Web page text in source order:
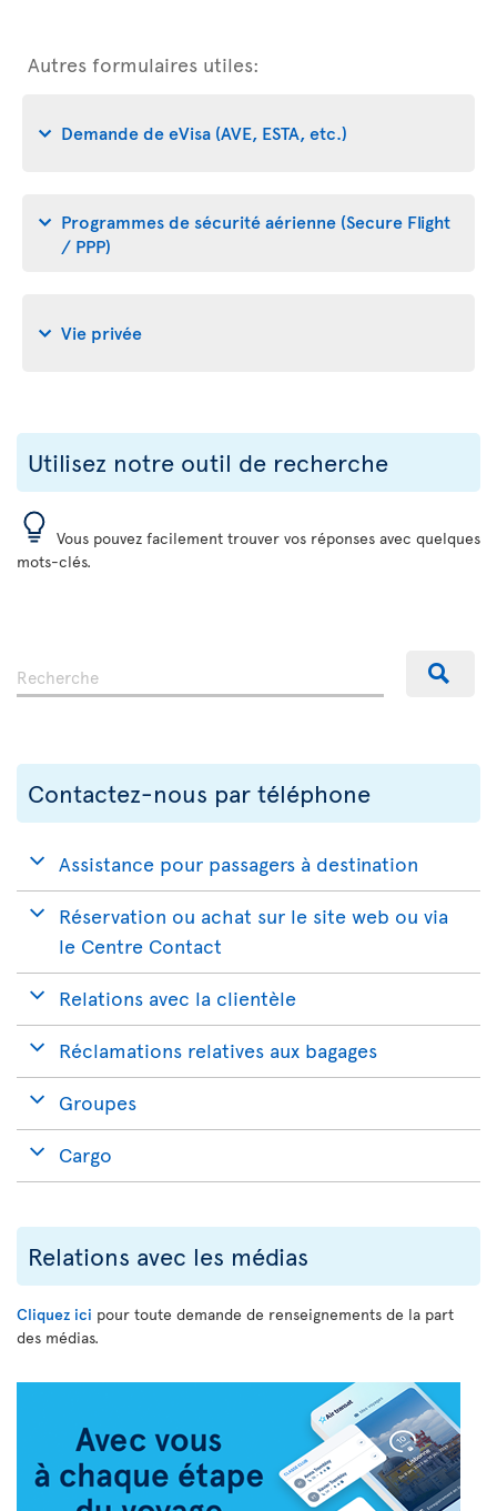
Autres formulaires utiles:
Demande de eVisa (AVE, ESTA, etc.)
Programmes de sécurité aérienne (Secure Flight
/ PPP)
Vie privée
Utilisez notre outil de recherche
Vous pouvez facilement trouver vos réponses avec quelques
mots-clés.
Contactez-nous par téléphone
Assistance pour passagers à destination
Réservation ou achat sur le site web ou via
le Centre Contact
Relations avec la clientèle
Réclamations relatives aux bagages
Groupes
Cargo
Relations avec les médias
Cliquez ici pour toute demande de renseignements de la part
des médias.